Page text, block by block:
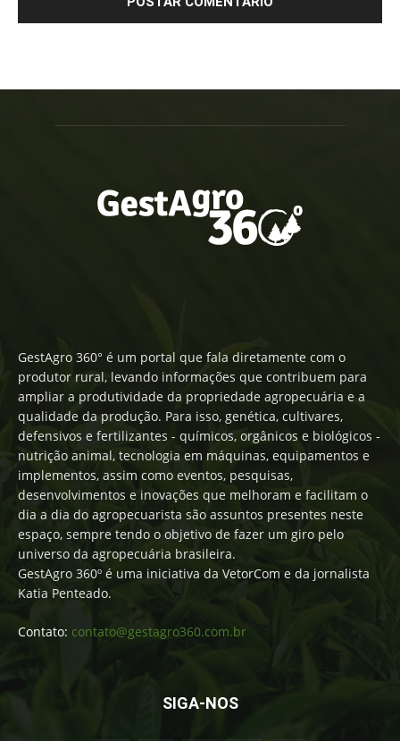
GestAgro 360° é um portal que fala diretamente com o
produtor rural, levando informações que contribuem para
ampliar a produtividade da propriedade agropecuária e a
qualidade da produção. Para isso, genética, cultivares,
defensivos e fertilizantes - químicos, orgânicos e biológicos -
nutrição animal, tecnologia em máquinas, equipamentos e
implementos, assim como eventos, pesquisas,
desenvolvimentos e inovações que melhoram e facilitam o
dia a dia do agropecuarista são assuntos presentes neste
espaço, sempre tendo o objetivo de fazer um giro pelo
universo da agropecuária brasileira.
GestAgro 360º é uma iniciativa da VetorCom e da jornalista
Katia Penteado.
Contato: contato@gestagro360.com.br
SIGA-NOS